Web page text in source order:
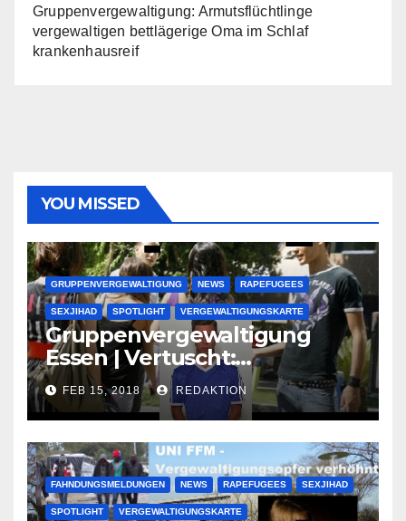
Gruppenvergewaltigung: Armutsflüchtlinge
vergewaltigen bettlägerige Oma im Schlaf
krankenhausreif
YOU MISSED
GRUPPENVERGEWALTIGUNG NEWS RAPEFUGEES
SEXJIHAD SPOTLIGHT VERGEWALTIGUNGSKARTE
Gruppenvergewaltigung
Essen | Vertuscht:
Lauenburger Gang ist ein
großer Muslimclan
FEB 15, 2018 REDAKTION
FAHNDUNGSMELDUNGEN NEWS RAPEFUGEES SEXJIHAD
SPOTLIGHT VERGEWALTIGUNGSKARTE